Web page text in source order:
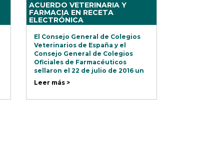
ACUERDO VETERINARIA Y
FARMACIA EN RECETA
ELECTRÓNICA
El Consejo General de Colegios
Veterinarios de España y el
Consejo General de Colegios
Oficiales de Farmacéuticos
sellaron el 22 de julio de 2016 un
acuerdo marco de colaboración
Leer más >